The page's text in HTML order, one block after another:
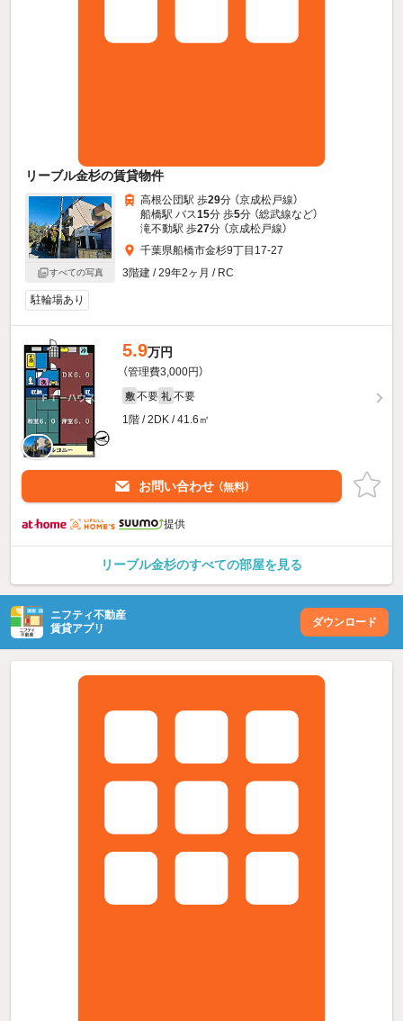
リーブル金杉の賃貸物件
すべての写真
高根公団駅 歩29分 （京成松戸線）
船橋駅 バス15分 歩5分 （総武線など）
滝不動駅 歩27分 （京成松戸線）
千葉県船橋市金杉9丁目17-27
3階建 / 29年2ヶ月 / RC
駐輪場あり
5.9万円
（管理費3,000円）
敷 不要 礼 不要
1階 / 2DK / 41.6㎡
お問い合わせ （無料）
提供
リーブル金杉のすべての部屋を見る
ニフティ不動産
賃貸アプリ
ダウンロード